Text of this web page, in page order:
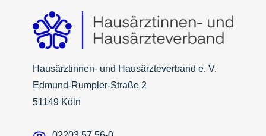
Hausärztinnen- und Hausärzteverband e. V.
Edmund-Rumpler-Straße 2
51149 Köln